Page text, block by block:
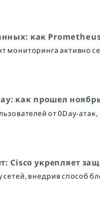
как
мониторинга активно
как прошел
от 0Day-
Cisco укрепляет
сетей, внедрив способ